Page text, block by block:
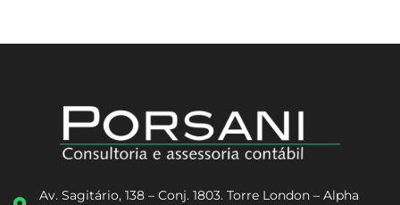
Av. Sagitário, 138 – Conj. 1803. Torre London – Alpha